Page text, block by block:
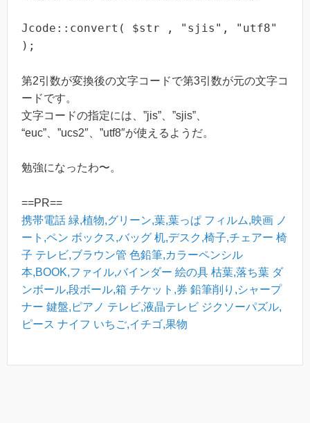
Jcode::convert( $str , "sjis", "utf8"
);
第2引数が変換後の文字コードで第3引数が元の文字コ
ードです。
文字コードの指定には、”jis”、”sjis”、
“euc”、”ucs2″、”utf8″が使えるようだ。
勉強になったわ〜。
==PR==
携帯電話 緑,植物,グリーン,葉,葉っぱ フィルム,映画 ノ
ート,ペン ボックス,バッグ 机,デスク,椅子,チェアー 椅
子 テレビ,ブラウン管 色鉛筆,カラーペンシル
本,BOOK,ファイル,バインダー 絵の具 枯葉,落ち葉 ダ
ンボール,段ボール,箱 チケット,券 鉛筆削り,シャープ
ナー 鍵盤,ピアノ テレビ,液晶テレビ ジクソーパズル,
ピース ナイフ いちご,イチゴ,果物